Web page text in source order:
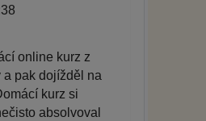
online kurz z
a pak dojížděl na
kurz si
absolvoval